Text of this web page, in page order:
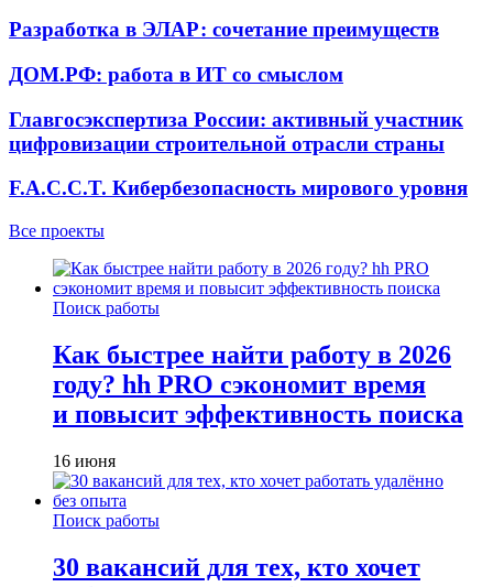
Разработка в ЭЛАР: сочетание преимуществ
ДОМ.РФ: работа в ИТ со смыслом
Главгосэкспертиза России: активный участник
цифровизации строительной отрасли страны
F.A.C.C.T. Кибербезопасность мирового уровня
Все проекты
Поиск работы
Как быстрее найти работу в 2026
году? hh PRO сэкономит время
и повысит эффективность поиска
16 июня
Поиск работы
30 вакансий для тех, кто хочет